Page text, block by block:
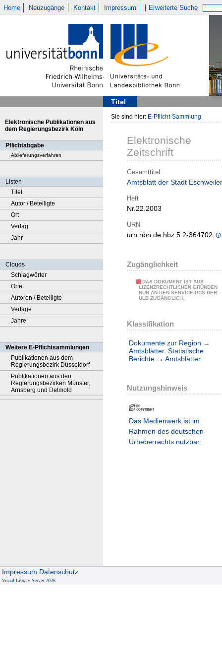
Home Neuzugänge Kontakt Impressum Erweiterte Suche
Titel
Elektronische Publikationen aus
dem Regierungsbezirk Köln
Pflichtabgabe
Ablieferungsverfahren
Listen
Titel
Autor / Beteiligte
Ort
Verlag
Jahr
Clouds
Schlagwörter
Orte
Autoren / Beteiligte
Verlage
Jahre
Weitere E-Pflichtsammlungen
Publikationen aus dem
Regierungsbezirk Düsseldorf
Publikationen aus den
Regierungsbezirken Münster,
Arnsberg und Detmold
Sie sind hier: E-Pflicht-Sammlung
Elektronische
Zeitschrift
Gesamttitel
Amtsblatt der Stadt Eschweiler
Heft
Nr.22.2003
URN
urn:nbn:de:hbz:5:2-364702
Zugänglichkeit
DAS DOKUMENT IST AUS
LIZENZRECHTLICHEN GRÜNDEN
NUR AN DEN SERVICE-PCS DER
ULB ZUGÄNGLICH.
Klassifikation
Dokumente zur Region →
Amtsblätter. Statistische
Berichte → Amtsblätter
Nutzungshinweis
Das Medienwerk ist im
Rahmen des deutschen
Urheberrechts nutzbar.
Impressum Datenschutz
Visual Library Server 2026